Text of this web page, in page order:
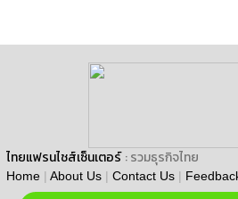
ไทยแฟรนไชส์เซ็นเตอร์ : รวมธุรกิจไทย
Home | About Us | Contact Us |